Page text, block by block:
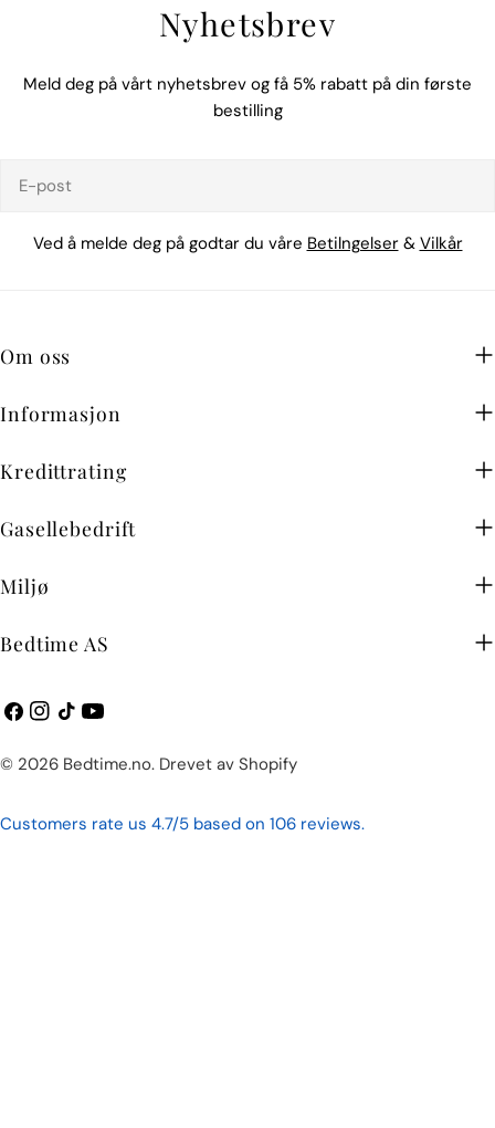
Nyhetsbrev
Meld deg på vårt nyhetsbrev og få 5% rabatt på din første
bestilling
post
Ved å melde deg på godtar du våre Betilngelser& Vilkår
Om oss
Informasjon
Kredittrating
Gasellebedrift
Miljø
Bedtime AS
Facebook
Instagram
TikTokYouTube
© 2026 Bedtime.no. Drevet av Shopify
Betalingsmetoder
Customers rate us 4.7/5 based on 106 reviews.